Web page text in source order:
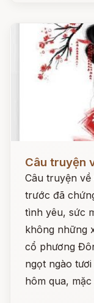
Câu truyện
Câu truyện
trước đã
tình yêu, sức
không những
cổ phương
ngọt ngào
hôm qua,